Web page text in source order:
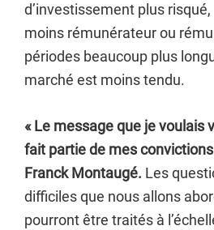
d’investissement plus
moins rémunérateur ou
périodes beaucoup plus
marché est moins tendu.
« Le message que je voulais
fait partie de mes
Franck Montaugé. Les
difficiles que nous allons
pourront être traités à